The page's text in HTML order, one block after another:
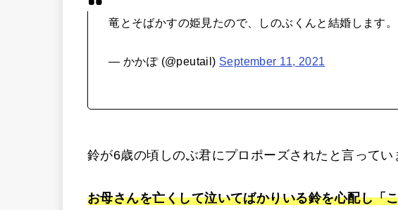
竜とそばかすの姫見たので、しのぶくんと結婚します。
— かかぽ (@peutail) September 11, 2021
鈴が6歳の頃しのぶ君にプロポーズされたと言ってい
お母さんを亡くして泣いてばかりいる鈴を心配し「